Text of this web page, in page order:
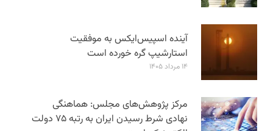
آینده اسپیس‌ایکس به موفقیت
استارشیپ گره خورده است
۱۴ مرداد ۱۴۰۵
مرکز پژوهش‌های مجلس: هماهنگی
نهادی شرط رسیدن ایران به رتبه ۷۵ دولت